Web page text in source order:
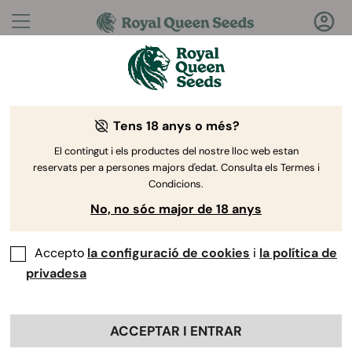
Preguntes?Respostes!
Benvingut al Royal Queen Seeds Help Center
Help
Center > Col·laboracions
Back
Quina diferència hi ha entre el
Programa de Referències i el
Tens 18 anys o més?
El contingut i els productes del nostre lloc web estan
reservats per a persones majors d'edat. Consulta els Termes i
Condicions.
No, no sóc major de 18 anys
Accepto la configuració de cookies i la política de
privadesa
ACCEPTAR I ENTRAR